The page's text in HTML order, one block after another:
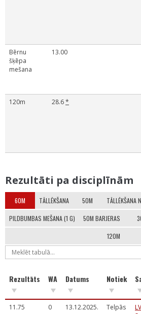
Bērnu
šķēpa
mešana
13.00
120m
28.6*
Rezultāti pa disciplīnām
60M TĀLLĒKŠANA 50M TĀLLĒKŠANA
PILDBUMBAS MEŠANA (1 G) 50M BARJERAS
120M
Rezultāts WA Datums Notiek
11.75 0 13.12.2025. Telpās